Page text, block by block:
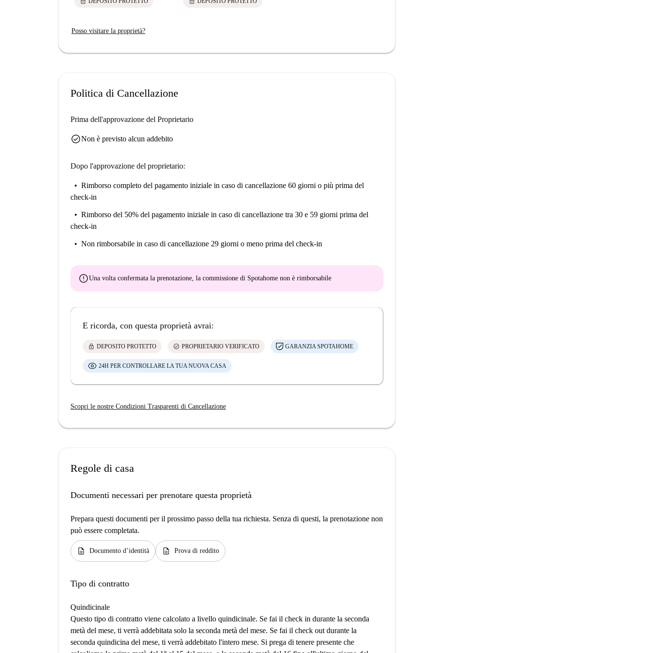
Posso visitare la proprietà?
Politica di Cancellazione
Prima dell'approvazione del Proprietario
check_circleNon è previsto alcun addebito
Dopo l'approvazione del proprietario:
Rimborso completo del pagamento iniziale in caso di cancellazione 60 giorni o più prima del
check-in
Rimborso del 50% del pagamento iniziale in caso di cancellazione tra 30 e 59 giorni prima del
check-in
Non rimborsabile in caso di cancellazione 29 giorni o meno prima del check-in
errorUna volta confermata la prenotazione, la commissione di Spotahome non è rimborsabile
E ricorda, con questa proprietà avrai:
lock DEPOSITO PROTETTO check_circle PROPRIETARIO VERIFICATO GARANZIA SPOTAHOME
24H PER CONTROLLARE LA TUA NUOVA CASA
Scopri le nostre Condizioni Trasparenti di Cancellazione
Regole di casa
Documenti necessari per prenotare questa proprietà
Prepara questi documenti per il prossimo passo della tua richiesta. Senza di questi, la prenotazione non
può essere completata.
description Documento d’identità description Prova di reddito
Tipo di contratto
Quindicinale
Questo tipo di contratto viene calcolato a livello quindicinale. Se fai il check in durante la seconda
metà del mese, ti verrà addebitata solo la seconda metà del mese. Se fai il check out durante la
seconda quindicina del mese, ti verrà addebitato l'intero mese. Si prega di tenere presente che